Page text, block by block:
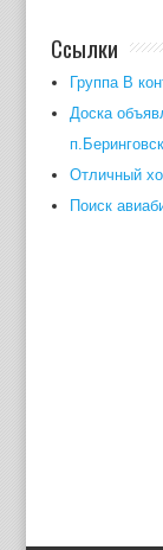
Ссылки
Группа В
Доска
Отличный
Поиск